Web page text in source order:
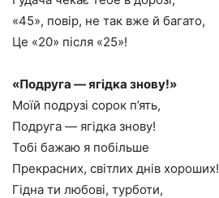
«45», повір, не так вже й багато,
Це «20» після «25»!
«Подруга — ягідка знову!»
Моїй подрузі сорок п’ять,
Подруга — ягідка знову!
Тобі бажаю я побільше
Прекрасних, світлих днів хороших!
Гідна ти любові, турботи,